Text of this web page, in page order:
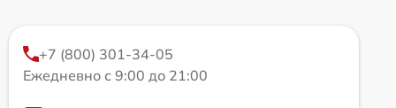
+7 (800) 301-34-05
Ежедневно с 9:00 до 21:00